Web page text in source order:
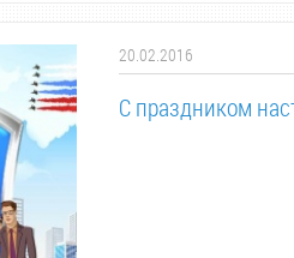
20.02.2016
С праздником